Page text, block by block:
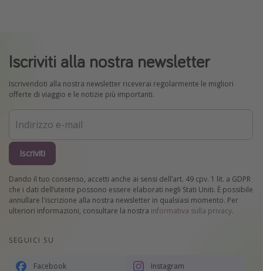
Iscriviti alla nostra newsletter
Iscrivendoti alla nostra newsletter riceverai regolarmente le migliori
offerte di viaggio e le notizie più importanti.
Iscriviti
Dando il tuo consenso, accetti anche ai sensi dell’art. 49 cpv. 1 lit. a GDPR
che i dati dell’utente possono essere elaborati negli Stati Uniti. È possibile
annullare l'iscrizione alla nostra newsletter in qualsiasi momento. Per
ulteriori informazioni, consultare la nostra informativa sulla privacy.
SEGUICI SU
Facebook Instagram